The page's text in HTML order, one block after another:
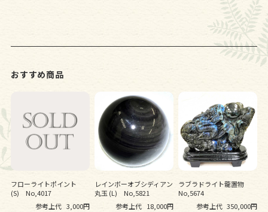
おすすめ商品
フローライトポイント
(S) No,4017
参考上代 3,000円
レインボーオブシディアン
丸玉 (L) No,5821
参考上代 18,000円
ラブラドライト龍置物
No,5674
参考上代 350,000円